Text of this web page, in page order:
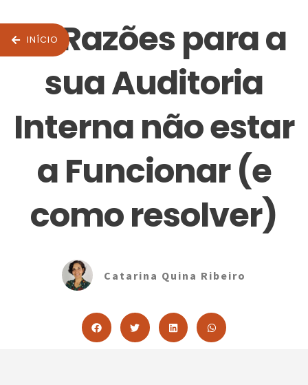
INÍCIO
10 Razões para a
sua Auditoria
Interna não estar
a Funcionar (e
como resolver)
Catarina Quina Ribeiro